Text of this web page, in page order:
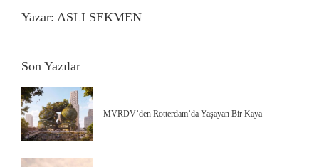
Yazar: ASLI SEKMEN
Son Yazılar
MVRDV’den Rotterdam’da Yaşayan Bir Kaya